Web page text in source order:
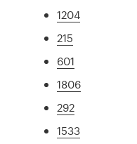
1204
215
601
1806
292
1533